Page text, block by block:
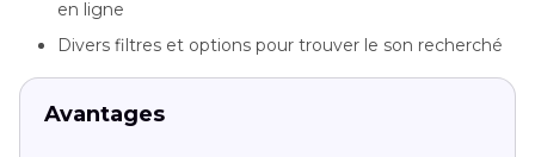
en ligne
Divers filtres et options pour trouver le son recherché
Avantages